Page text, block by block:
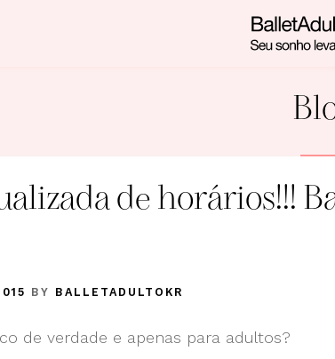
de horários!!!
BY BALLETADULTOKR
de verdade e apenas para adultos?